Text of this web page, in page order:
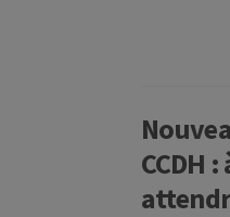
CCDH